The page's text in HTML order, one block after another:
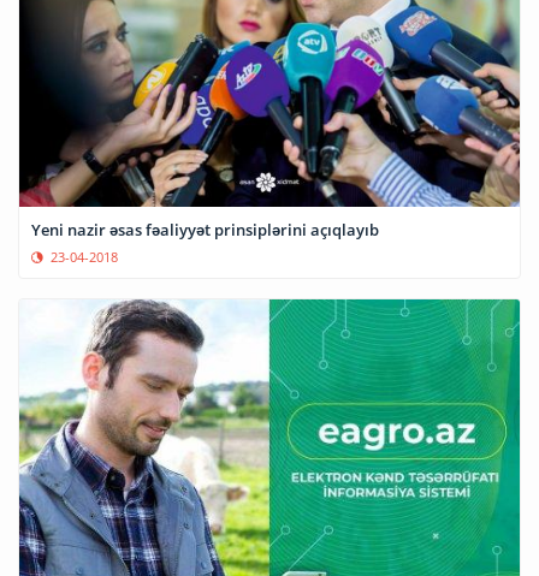
Yeni nazir əsas fəaliyyət prinsiplərini açıqlayıb
23-04-2018